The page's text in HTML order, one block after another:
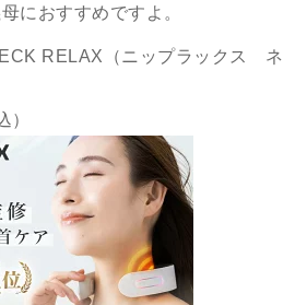
におすすめですよ。
RELAX（ニップラックス ネ
）